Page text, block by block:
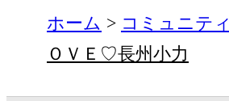
ホーム コミュニティ
ＯＶＥ♡長州小力